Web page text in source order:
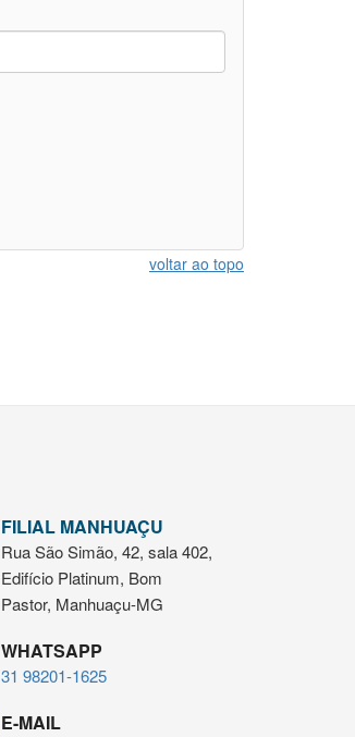
voltar ao topo
FILIAL MANHUAÇU
Rua São Simão, 42, sala 402,
Edifício Platinum, Bom
Pastor, Manhuaçu-MG
WHATSAPP
31 98201-1625
E-MAIL